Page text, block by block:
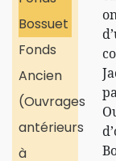
Bossuet
Fonds
Ancien
(Ouvrages
antérieurs
à